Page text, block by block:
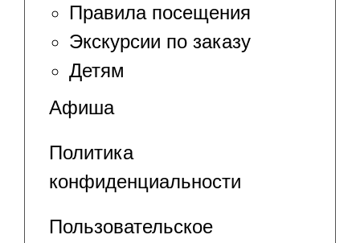
Правила посещения
Экскурсии по заказу
Детям
Афиша
Политика
конфиденциальности
Пользовательское